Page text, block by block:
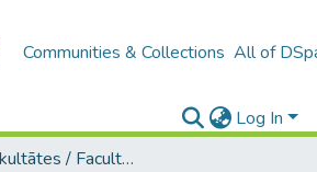
Communities & Collections All of
Log In
B4 – LU fakultātes / Faculties of the UL